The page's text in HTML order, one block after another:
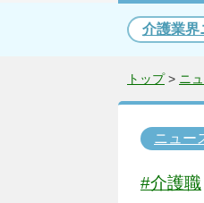
介護業界
トップ> ニ
ニュー
#介護職